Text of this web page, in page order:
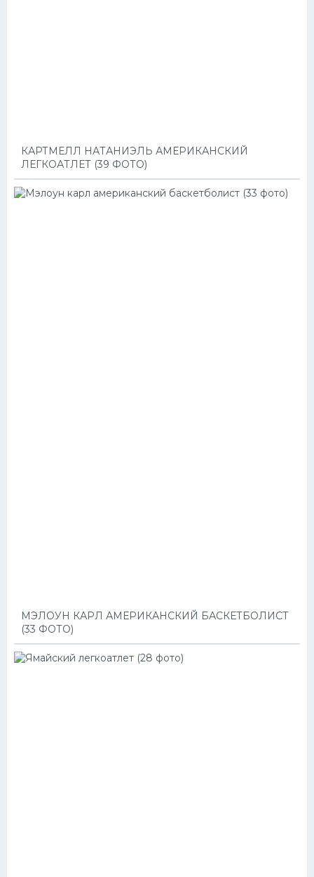
КАРТМЕЛЛ НАТАНИЭЛЬ АМЕРИКАНСКИЙ
ЛЕГКОАТЛЕТ (39 ФОТО)
МЭЛОУН КАРЛ АМЕРИКАНСКИЙ БАСКЕТБОЛИСТ
(33 ФОТО)